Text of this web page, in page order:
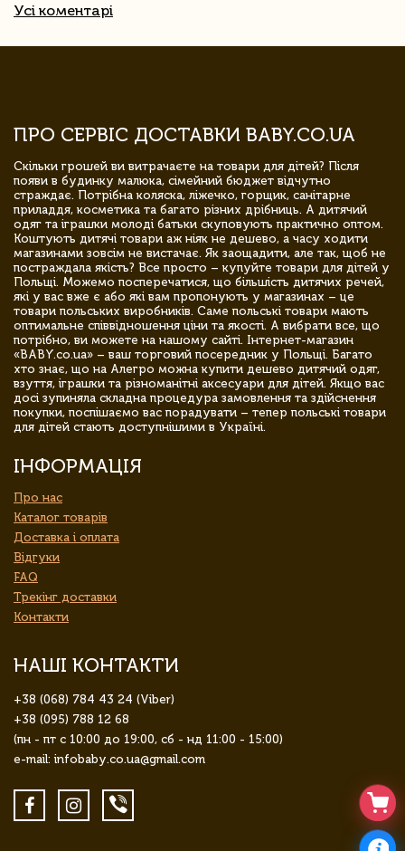
Усі коментарі
ПРО СЕРВІС ДОСТАВКИ BABY.CO.UA
Скільки грошей ви витрачаєте на товари для дітей? Після
появи в будинку малюка, сімейний бюджет відчутно
страждає. Потрібна коляска, ліжечко, горщик, санітарне
приладдя, косметика та багато різних дрібниць. А дитячий
одяг та іграшки молоді батьки скуповують практично оптом.
Коштують дитячі товари аж ніяк не дешево, а часу ходити
магазинами зовсім не вистачає. Як заощадити, але так, щоб не
постраждала якість? Все просто – купуйте товари для дітей у
Польщі. Можемо посперечатися, що більшість дитячих речей,
які у вас вже є або які вам пропонують у магазинах – це
товари польських виробників. Саме польські товари мають
оптимальне співвідношення ціни та якості. А вибрати все, що
потрібно, ви можете на нашому сайті. Інтернет-магазин
«BABY.co.ua» – ваш торговий посередник у Польщі. Багато
хто знає, що на Алегро можна купити дешево дитячий одяг,
взуття, іграшки та різноманітні аксесуари для дітей. Якщо вас
досі зупиняла складна процедура замовлення та здійснення
покупки, поспішаємо вас порадувати – тепер польські товари
для дітей стають доступнішими в Україні.
ІНФОРМАЦІЯ
Про нас
Каталог товарів
Доставка і оплата
Відгуки
FAQ
Трекінг доставки
Контакти
НАШІ КОНТАКТИ
+38 (068) 784 43 24 (Viber)
+38 (095) 788 12 68
(пн - пт с 10:00 до 19:00, сб - нд 11:00 - 15:00)
e-mail: infobaby.co.ua@gmail.com